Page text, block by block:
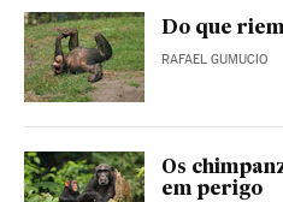
Do que
RAFAEL GUMUCIO
Os
em perigo